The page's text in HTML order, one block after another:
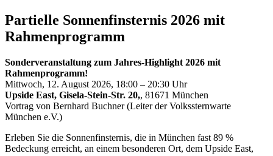
Partielle Sonnenfinsternis 2026 mit
Rahmenprogramm
Sonderveranstaltung zum Jahres-Highlight 2026 mit
Rahmenprogramm!
Mittwoch, 12. August 2026, 18:00 – 20:30 Uhr
Upside East, Gisela-Stein-Str. 20,, 81671 München
Vortrag von Bernhard Buchner (Leiter der Volkssternwarte
München e.V.)
Erleben Sie die Sonnenfinsternis, die in München fast 89 %
Bedeckung erreicht, an einem besonderen Ort, dem Upside East,